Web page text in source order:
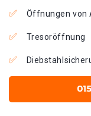
Öffnungen von
Tresoröffnung